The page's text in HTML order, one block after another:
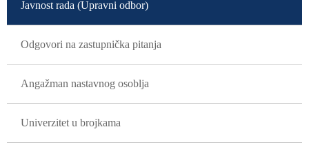
Javnost rada (Upravni odbor)
Odgovori na zastupnička pitanja
Angažman nastavnog osoblja
Univerzitet u brojkama